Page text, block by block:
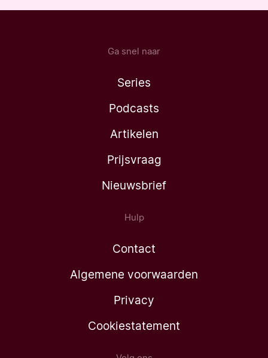
Ga snel naar
Series
Podcasts
Artikelen
Prijsvraag
Nieuwsbrief
Hulp
Contact
Algemene voorwaarden
Privacy
Cookiestatement